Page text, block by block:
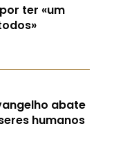
ter «um
abate
humanos